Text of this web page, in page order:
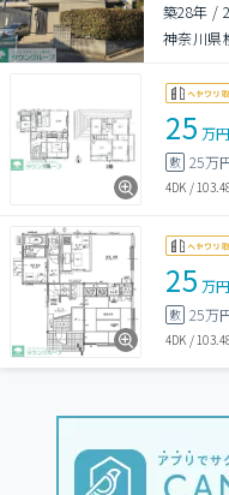
築28年 /
神奈川県
25 万円
敷 25万
4DK /
25 万円
敷 25万
4DK /